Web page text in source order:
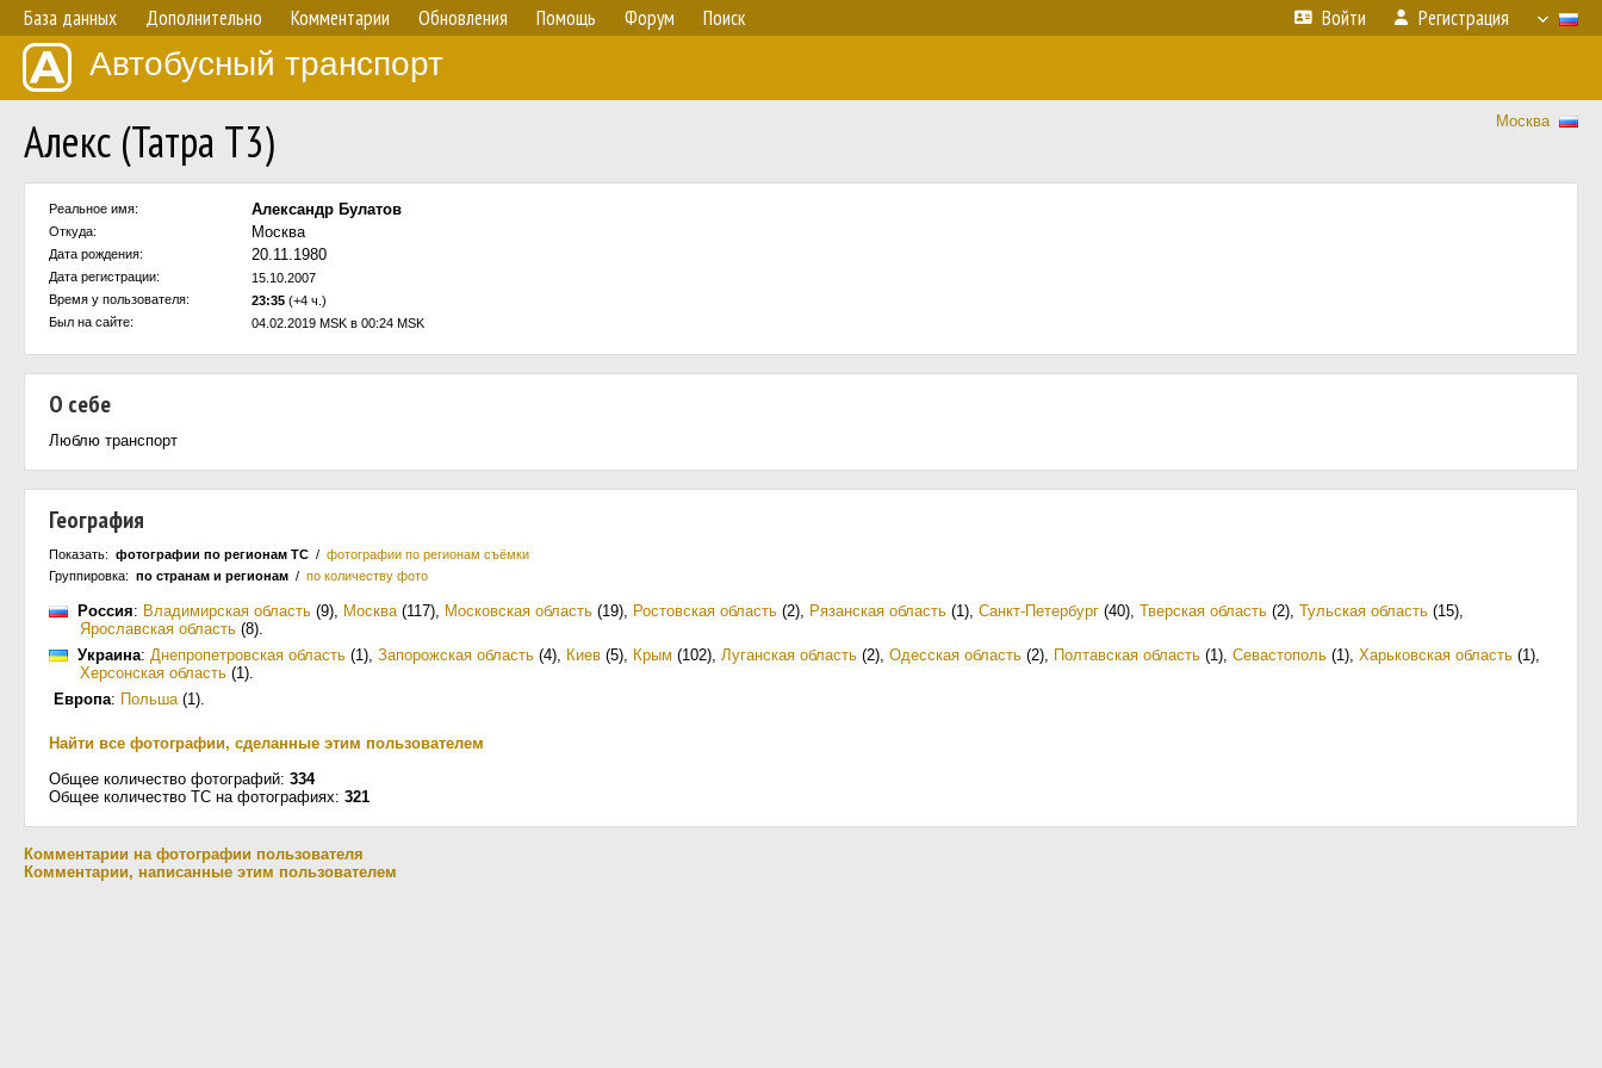
База данных Дополнительно Комментарии Обновления Помощь Форум Поиск Войти Регистрация
Автобусный транспорт
Москва
Алекс (Татра Т3)
Реальное имя: Александр Булатов
Откуда: Москва
Дата рождения: 20.11.1980
Дата регистрации:
15.10.2007
Время у пользователя:
23:35 (+4 ч.)
Был на сайте:
04.02.2019 MSK в 00:24 MSK
О себе
Люблю транспорт
География
Показать: фотографии по регионам ТС / фотографии по регионам съёмки
Группировка: по странам и регионам / по количеству фото
Россия: Владимирская область (9), Москва(117), Московская область (19), Ростовская область (2), Рязанская область (1), Санкт-Петербург (40), Тверская область (2), Тульская область (15),
Ярославская область (8).
Украина: Днепропетровская область (1), Запорожская область (4), Киев (5), Крым (102), Луганская область (2), Одесская область (2), Полтавская область (1), Севастополь (1), Харьковская область (1),
Херсонская область (1).
Европа: Польша(1).
Найти все фотографии, сделанные этим пользователем
Общее количество фотографий: 334
Общее количество ТС на фотографиях: 321
Комментарии на фотографии пользователя
Комментарии, написанные этим пользователем